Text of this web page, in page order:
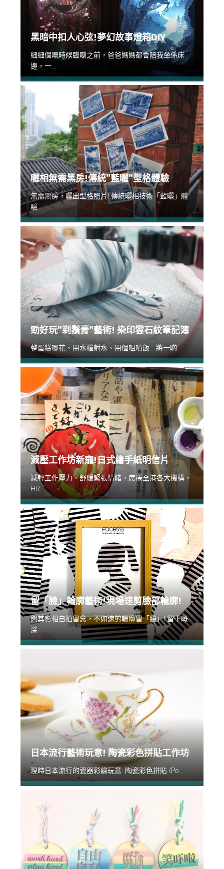
黑暗中扣人心弦!夢幻故事燈箱DIY
細細個嘅時候臨瞓之前，爸爸媽媽都會陪我坐係床
邊，一...
曬相無需黑房!傳統”藍曬”型格體驗
無需黑房，曬出型格照片! 傳統曬相技術「藍曬」體
驗...
勁好玩”剃鬚膏”藝術! 染印雲石紋筆記簿
整蛋糕唧花、用水槍射水、用個咀噴飯... 將一啲...
減壓工作坊新寵!日式繪手紙明信片
減輕工作壓力，舒緩緊張情緒，席捲全港各大機構，
HR...
留「臉」輪廓藝術!現場速剪臉部輪廓!
與其影相自拍留念，不如速剪輪廓留「臉」! 留下嘅
深...
日本流行藝術玩意! 陶瓷彩色拼貼工作坊
現時日本流行的瓷器彩繪玩意: 陶瓷彩色拼貼 (Po...